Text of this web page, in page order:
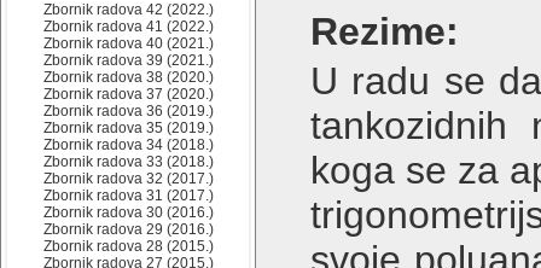
Zbornik radova 42 (2022.)
Zbornik radova 41 (2022.)
Zbornik radova 40 (2021.)
Zbornik radova 39 (2021.)
Zbornik radova 38 (2020.)
Zbornik radova 37 (2020.)
Zbornik radova 36 (2019.)
Zbornik radova 35 (2019.)
Zbornik radova 34 (2018.)
Zbornik radova 33 (2018.)
Zbornik radova 32 (2017.)
Zbornik radova 31 (2017.)
Zbornik radova 30 (2016.)
Zbornik radova 29 (2016.)
Zbornik radova 28 (2015.)
Zbornik radova 27 (2015.)
Rezime:
U radu se
tankozidnih
koga se za